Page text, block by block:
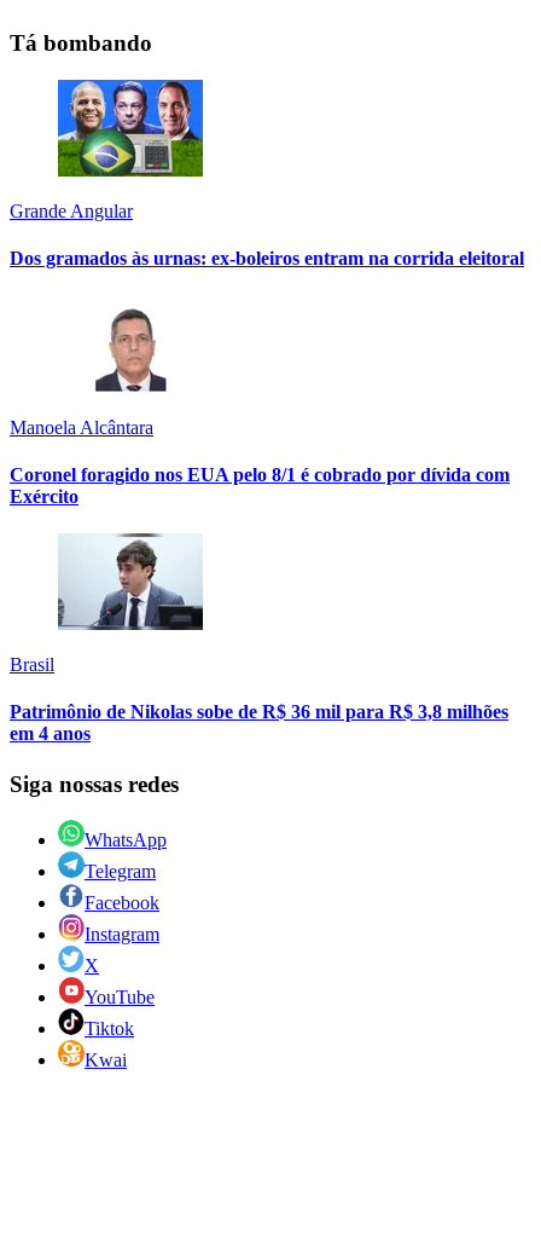
Tá bombando
Grande Angular
Dos gramados às urnas: ex-boleiros entram na corrida eleitoral
Manoela Alcântara
Coronel foragido nos EUA pelo 8/1 é cobrado por dívida com
Exército
Brasil
Patrimônio de Nikolas sobe de R$ 36 mil para R$ 3,8 milhões
em 4 anos
Siga nossas redes
WhatsApp
Telegram
Facebook
Instagram
X
YouTube
Tiktok
Kwai